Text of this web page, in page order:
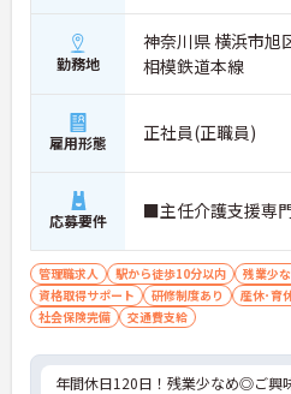
勤務地
神奈川県 横浜市旭
相模鉄道本線
雇用形態 正社員(正職員)
応募要件 ■主任介護支援専
管理職求人 駅から徒歩10分以内 残業少
資格取得サポート
研修制度あり
産休･育
社会保険完備
交通費支給
年間休日120日！残業少なめ◎ご興